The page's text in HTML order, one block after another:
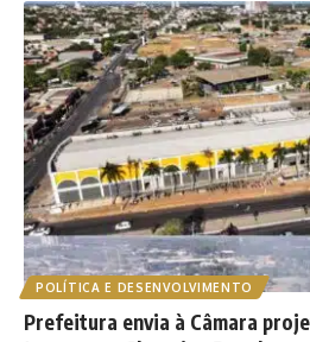
POLÍTICA E DESENVOLVIMENTO
Prefeitura envia à Câmara